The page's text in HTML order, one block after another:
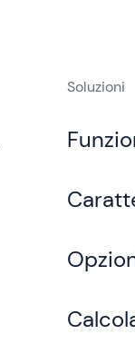
Soluzioni